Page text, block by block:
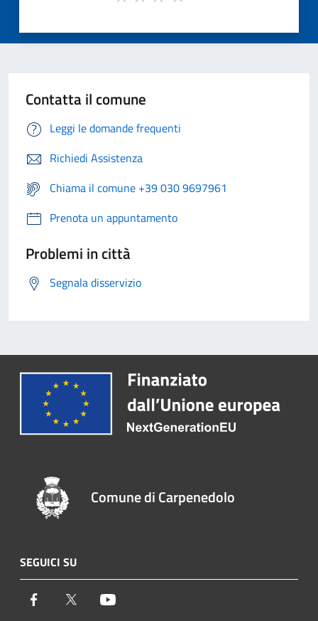
Contatta il comune
Leggi le domande frequenti
Richiedi Assistenza
Chiama il comune +39 030 9697961
Prenota un appuntamento
Problemi in città
Segnala disservizio
Comune di Carpenedolo
SEGUICI SU
Facebook Twitter